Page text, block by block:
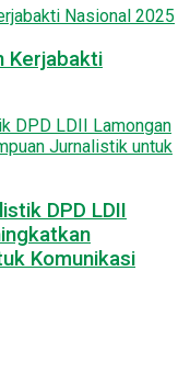
Kerjabakti
DPD LDII
Komunikasi